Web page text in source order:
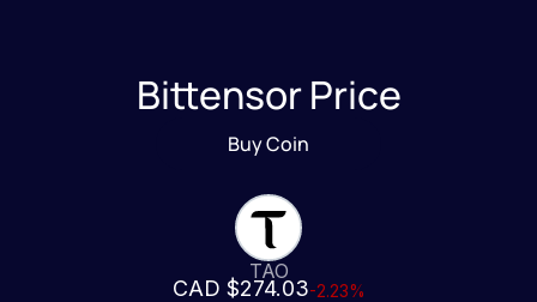
Bittensor Price
Buy Coin
TAO
CAD $274.03-2.23%